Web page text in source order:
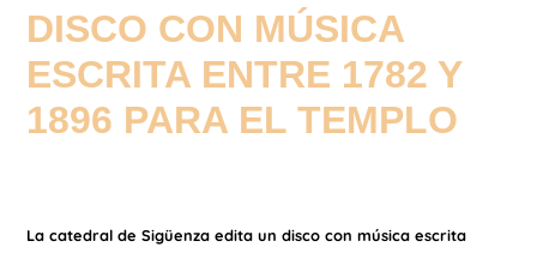
DISCO CON MÚSICA
ESCRITA ENTRE 1782 Y
1896 PARA EL TEMPLO
La catedral de Sigüenza edita un disco con música escrita